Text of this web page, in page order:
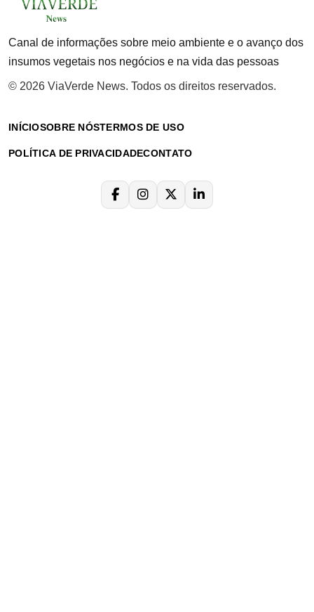
Canal de informações sobre meio ambiente e o avanço dos
insumos vegetais nos negócios e na vida das pessoas
© 2026 ViaVerde News. Todos os direitos reservados.
INÍCIOSOBRE NÓSTERMOS DE USO
POLÍTICA DE PRIVACIDADECONTATO